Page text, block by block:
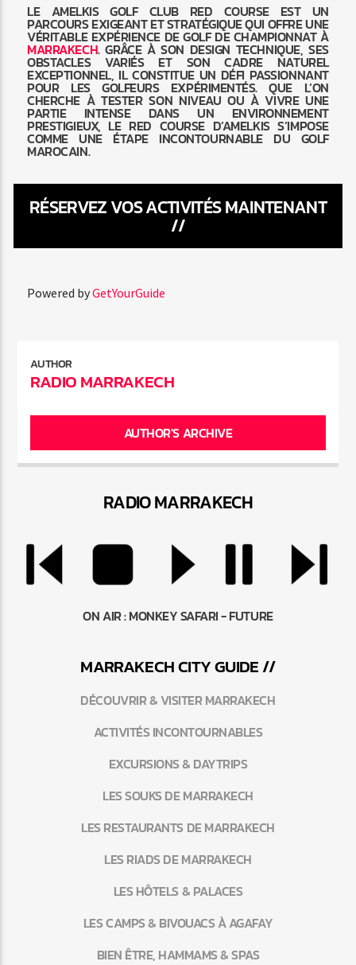
LE AMELKIS GOLF CLUB RED COURSE EST UN
PARCOURS EXIGEANT ET STRATÉGIQUE QUI OFFRE UNE
VÉRITABLE EXPÉRIENCE DE GOLF DE CHAMPIONNAT À
MARRAKECH. GRÂCE À SON DESIGN TECHNIQUE, SES
OBSTACLES VARIÉS ET SON CADRE NATUREL
EXCEPTIONNEL, IL CONSTITUE UN DÉFI PASSIONNANT
POUR LES GOLFEURS EXPÉRIMENTÉS. QUE L’ON
CHERCHE À TESTER SON NIVEAU OU À VIVRE UNE
PARTIE INTENSE DANS UN ENVIRONNEMENT
PRESTIGIEUX, LE RED COURSE D’AMELKIS S’IMPOSE
COMME UNE ÉTAPE INCONTOURNABLE DU GOLF
MAROCAIN.
RÉSERVEZ VOS ACTIVITÉS MAINTENANT
//
Powered byGetYourGuide
AUTHOR
RADIO MARRAKECH
AUTHOR'S ARCHIVE
RADIO MARRAKECH
ON AIR :MONKEY SAFARI - FUTURE
MARRAKECHCITY GUIDE //
DÉCOUVRIR & VISITER MARRAKECH
ACTIVITÉS INCONTOURNABLES
EXCURSIONS & DAYTRIPS
LES SOUKS DE MARRAKECH
LES RESTAURANTS DE MARRAKECH
LES RIADS DE MARRAKECH
LES HÔTELS & PALACES
LES CAMPS & BIVOUACS À AGAFAY
BIEN ÊTRE, HAMMAMS & SPAS